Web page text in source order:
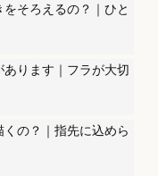
そろえるの？｜ひと
ります｜フラが大切
の？｜指先に込めら